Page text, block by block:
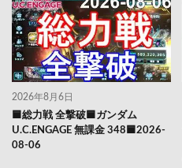
2026年8月6日
🟦総力戦 全撃破🟦ガンダム
U.C.ENGAGE 無課金 348🟦2026-
08-06